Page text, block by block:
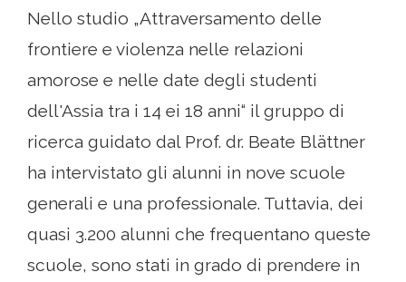
Nello studio „Attraversamento delle
frontiere e violenza nelle relazioni
amorose e nelle date degli studenti
dell'Assia tra i 14 ei 18 anni“ il gruppo di
ricerca guidato dal Prof. dr. Beate Blättner
ha intervistato gli alunni in nove scuole
generali e una professionale. Tuttavia, dei
quasi 3.200 alunni che frequentano queste
scuole, sono stati in grado di prendere in